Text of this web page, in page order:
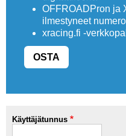
OFFROADPron ja
ilmestyneet
xracing.fi -
OSTA
Käyttäjätunnus